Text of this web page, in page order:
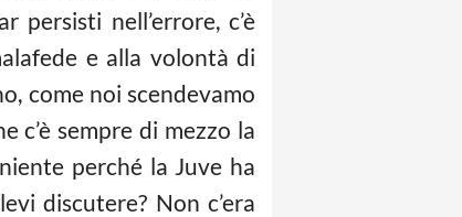
nell’errore, c’è
e alla volontà di
come noi scendevamo
c’è sempre di mezzo la
perché la Juve ha
discutere? Non c’era